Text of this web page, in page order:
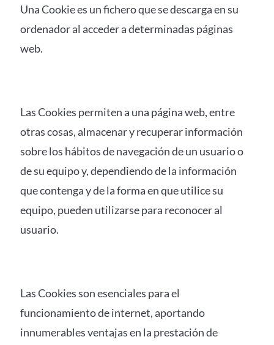
Una Cookie es un fichero que se descarga en su
ordenador al acceder a determinadas páginas
web.
Las Cookies permiten a una página web, entre
otras cosas, almacenar y recuperar información
sobre los hábitos de navegación de un usuario o
de su equipo y, dependiendo de la información
que contenga y de la forma en que utilice su
equipo, pueden utilizarse para reconocer al
usuario.
Las Cookies son esenciales para el
funcionamiento de internet, aportando
innumerables ventajas en la prestación de